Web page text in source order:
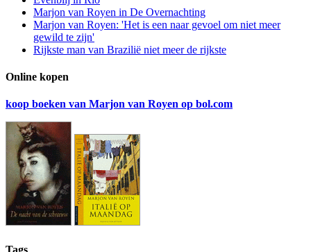
Marjon van Royen in De Overnachting
Marjon van Royen: 'Het is een naar gevoel om niet meer
gewild te zijn'
Rijkste man van Brazilië niet meer de rijkste
Online kopen
koop boeken van Marjon van Royen op bol.com
Tags